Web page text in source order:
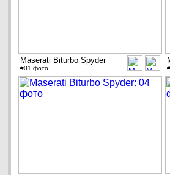
Maserati Biturbo Spyder
#01 фото